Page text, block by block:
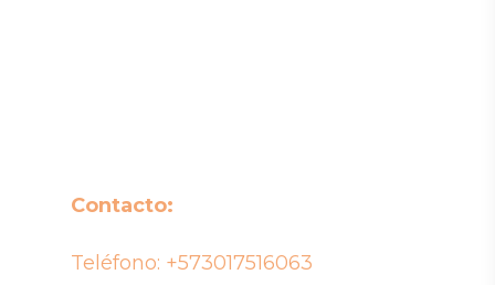
Contacto:
Teléfono: +573017516063